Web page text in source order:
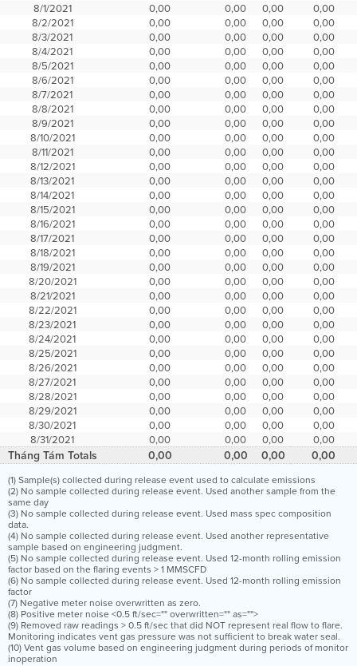
8/1/2021 0,00 0,00 0,00
0,00
8/2/2021
0,00 0,00 0,00
0,00
8/3/2021
0,00 0,00 0,00
0,00
8/4/2021
0,00 0,00 0,00
0,00
8/5/2021
0,00 0,00 0,00
0,00
8/6/2021
0,00 0,00 0,00
0,00
8/7/2021
0,00 0,00 0,00
0,00
8/8/2021
0,00 0,00 0,00
0,00
8/9/2021
0,00 0,00 0,00
0,00
8/10/2021
0,00 0,00 0,00
0,00
8/11/2021
0,00 0,00 0,00
0,00
8/12/2021
0,00 0,00 0,00
0,00
8/13/2021
0,00 0,00 0,00
0,00
8/14/2021
0,00 0,00 0,00
0,00
8/15/2021
0,00 0,00 0,00
0,00
8/16/2021
0,00 0,00 0,00
0,00
8/17/2021
0,00 0,00 0,00
0,00
8/18/2021
0,00 0,00 0,00
0,00
8/19/2021
0,00 0,00 0,00
0,00
8/20/2021
0,00 0,00 0,00
0,00
8/21/2021
0,00 0,00 0,00
0,00
8/22/2021
0,00 0,00 0,00
0,00
8/23/2021
0,00 0,00 0,00
0,00
8/24/2021
0,00 0,00 0,00
0,00
8/25/2021
0,00 0,00 0,00
0,00
8/26/2021
0,00 0,00 0,00
0,00
8/27/2021
0,00 0,00 0,00
0,00
8/28/2021
0,00 0,00 0,00
0,00
8/29/2021
0,00 0,00 0,00
0,00
8/30/2021
0,00 0,00 0,00
0,00
8/31/2021
0,00 0,00 0,00 0,00
Tháng Tám Totals 0,00 0,00 0,00 0,00
(1) Sample(s) collected during release event used to calculate emissions
(2) No sample collected during release event. Used another sample from the
same day
(3) No sample collected during release event. Used mass spec composition
data.
(4) No sample collected during release event. Used another representative
sample based on engineering judgment.
(5) No sample collected during release event. Used 12-month rolling emission
factor based on the flaring events > 1 MMSCFD
(6) No sample collected during release event. Used 12-month rolling emission
factor
(7) Negative meter noise overwritten as zero.
(8) Positive meter noise <0.5 ft/sec="" overwritten="" as="">
(9) Removed raw readings > 0.5 ft/sec that did NOT represent real flow to flare.
Monitoring indicates vent gas pressure was not sufficient to break water seal.
(10) Vent gas volume based on engineering judgment during periods of monitor
inoperation